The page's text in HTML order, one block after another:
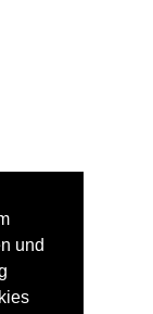
und